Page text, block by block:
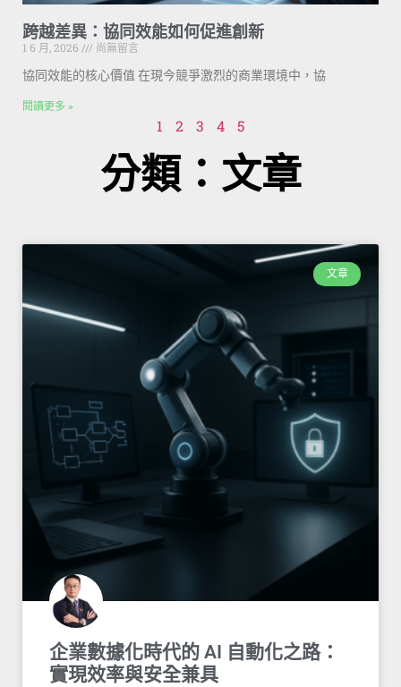
跨越差異：協同效能如何促進創新
1 6 月, 2026
尚無留言
協同效能的核心價值 在現今競爭激烈的商業環境中，協
閱讀更多 »
1 2 3 4 5
分類：文章
文章
企業數據化時代的 AI 自動化之路：
實現效率與安全兼具